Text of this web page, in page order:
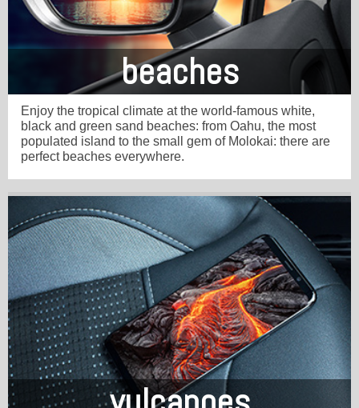
beaches
Enjoy the tropical climate at the world-famous white,
black and green sand beaches: from Oahu, the most
populated island to the small gem of Molokai: there are
perfect beaches everywhere.